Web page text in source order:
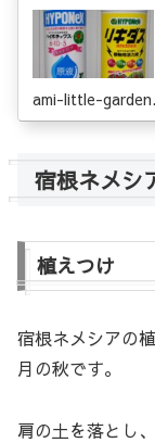
ami-little-
宿根ネメシ
植えつけ
宿根ネメシアの
月の秋です。
肩の土を落とし